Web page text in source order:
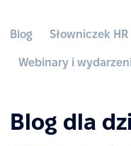
Blog Słowniczek HR
Webinary i
Blog dla